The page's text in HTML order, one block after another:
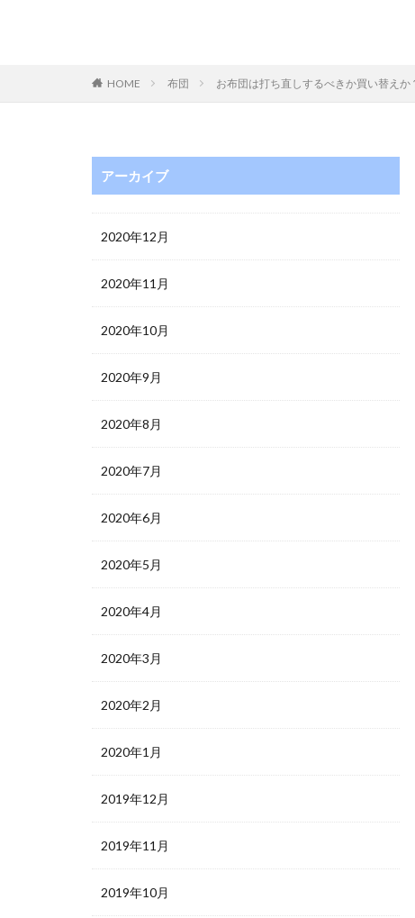
HOME 布団 お布団は打ち直しするべきか買い替えか
アーカイブ
2020年12月
2020年11月
2020年10月
2020年9月
2020年8月
2020年7月
2020年6月
2020年5月
2020年4月
2020年3月
2020年2月
2020年1月
2019年12月
2019年11月
2019年10月